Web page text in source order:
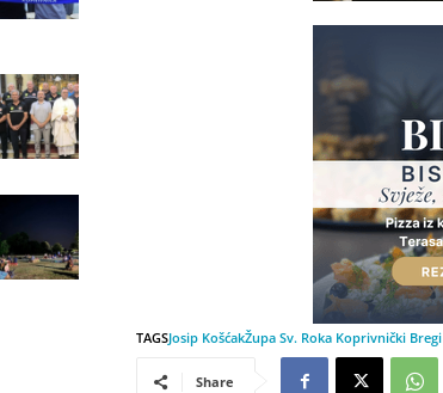
TAGSJosip KošćakŽupa Sv. Roka Koprivnički Bregi
Share